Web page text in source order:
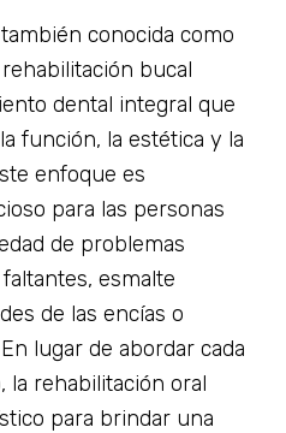
conocida como
bucal
dental integral que
función, la estética y la
enfoque es
para las personas
de problemas
esmalte
de las encías o
lugar de abordar cada
la rehabilitación oral
para brindar una